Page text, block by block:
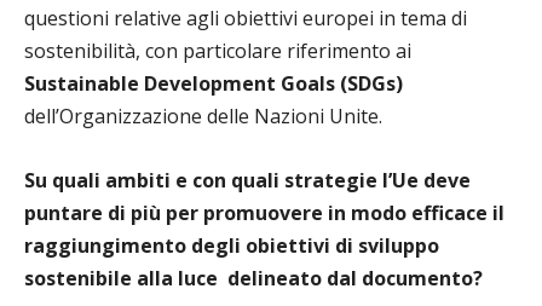
questioni relative agli obiettivi europei in tema di
sostenibilità, con particolare riferimento ai
Sustainable Development Goals (SDGs)
dell’Organizzazione delle Nazioni Unite.
Su quali ambiti e con quali strategie l’Ue deve
puntare di più per promuovere in modo efficace il
raggiungimento degli obiettivi di sviluppo
sostenibile alla luce delineato dal documento?